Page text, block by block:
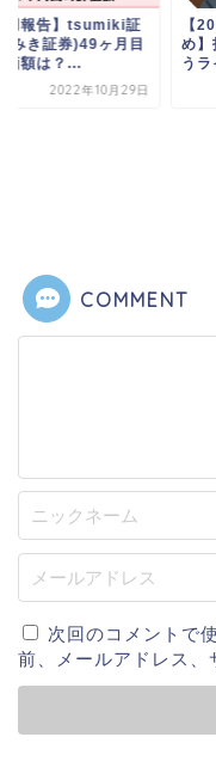
用報告】tsumiki証
みき証券)49ヶ月目
価額は？...
2022年10月29日
【
め】
う
COMMENT
次回のコメントで
前、メールアドレス、